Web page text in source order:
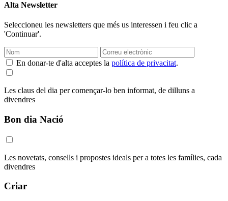
Alta Newsletter
Seleccioneu les newsletters que més us interessen i feu clic a
'Continuar'.
En donar-te d'alta acceptes la política de privacitat.
Les claus del dia per començar-lo ben informat, de dilluns a
divendres
Bon dia Nació
Les novetats, consells i propostes ideals per a totes les famílies, cada
divendres
Criar